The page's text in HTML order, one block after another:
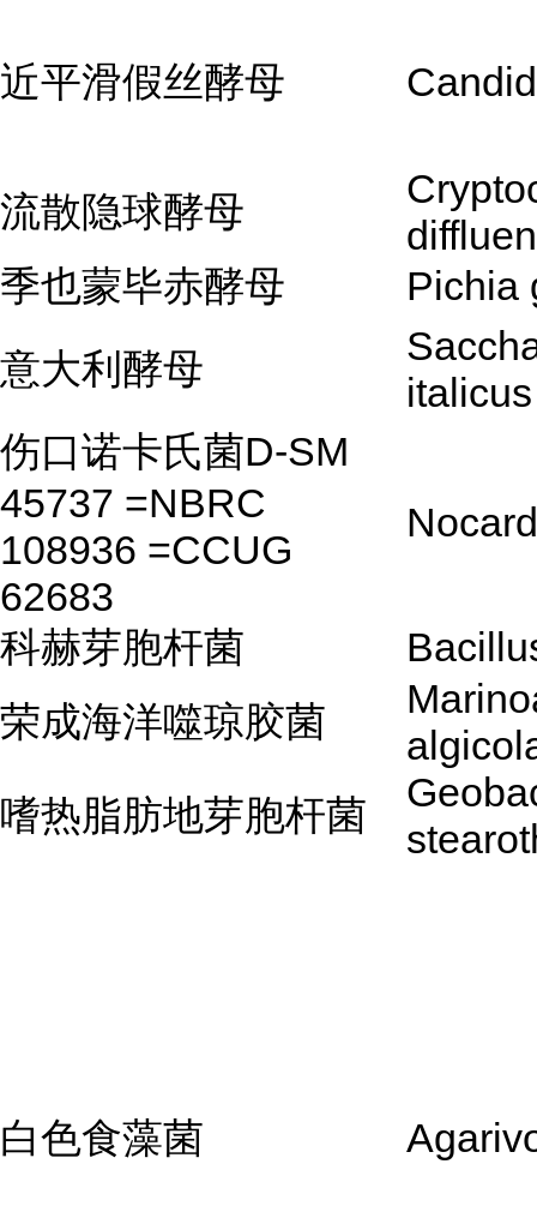
近平滑假丝酵母
流散隐球酵母
季也蒙毕赤酵母
Pichia
意大利酵母
italicus
伤口诺卡氏菌D-SM
45737 =NBRC
108936 =CCUG
62683
科赫芽胞杆菌
荣成海洋噬琼胶菌
嗜热脂肪地芽胞杆菌
白色食藻菌